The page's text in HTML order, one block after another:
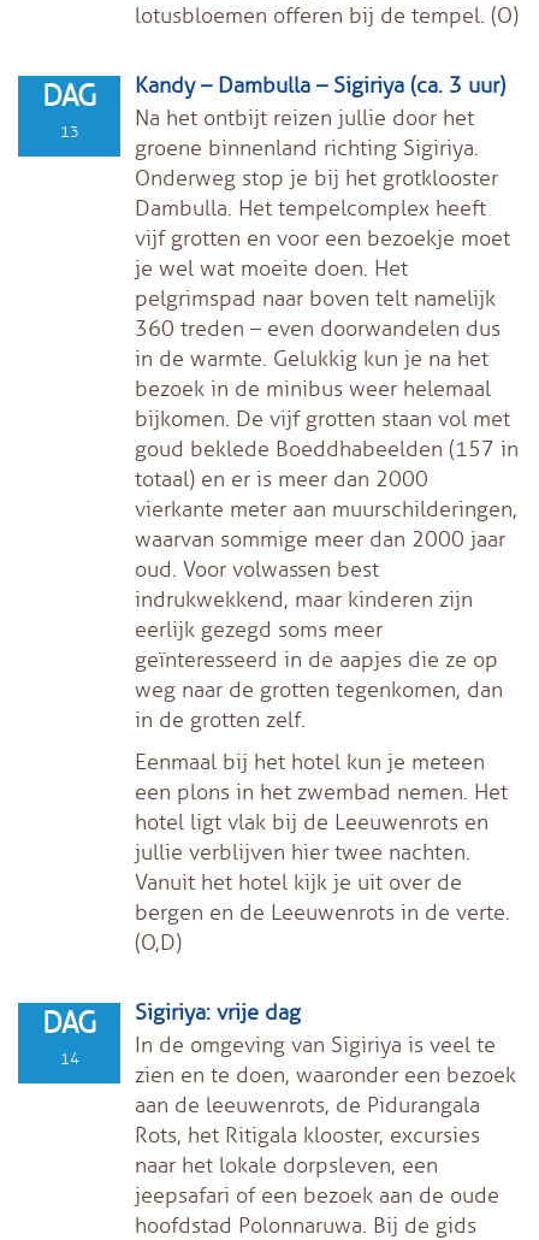
lotusbloemen offeren bij de tempel. (O)
DAG
13
Kandy – Dambulla – Sigiriya (ca. 3 uur)
Na het ontbijt reizen jullie door het
groene binnenland richting Sigiriya.
Onderweg stop je bij het grotklooster
Dambulla. Het tempelcomplex heeft
vijf grotten en voor een bezoekje moet
je wel wat moeite doen. Het
pelgrimspad naar boven telt namelijk
360 treden – even doorwandelen dus
in de warmte. Gelukkig kun je na het
bezoek in de minibus weer helemaal
bijkomen. De vijf grotten staan vol met
goud beklede Boeddhabeelden (157 in
totaal) en er is meer dan 2000
vierkante meter aan muurschilderingen,
waarvan sommige meer dan 2000 jaar
oud. Voor volwassen best
indrukwekkend, maar kinderen zijn
eerlijk gezegd soms meer
geïnteresseerd in de aapjes die ze op
weg naar de grotten tegenkomen, dan
in de grotten zelf.
Eenmaal bij het hotel kun je meteen
een plons in het zwembad nemen. Het
hotel ligt vlak bij de Leeuwenrots en
jullie verblijven hier twee nachten.
Vanuit het hotel kijk je uit over de
bergen en de Leeuwenrots in de verte.
(O,D)
DAG
14
Sigiriya: vrije dag
In de omgeving van Sigiriya is veel te
zien en te doen, waaronder een bezoek
aan de leeuwenrots, de Pidurangala
Rots, het Ritigala klooster, excursies
naar het lokale dorpsleven, een
jeepsafari of een bezoek aan de oude
hoofdstad Polonnaruwa. Bij de gids